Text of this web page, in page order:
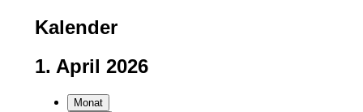
Kalender
1. April 2026
Monat